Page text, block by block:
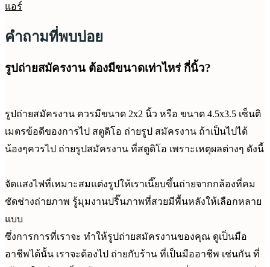
แอร์
คำถามที่พบบ่อย
รูปถ่ายสมัครงาน ต้องมีขนาดเท่าไหร่ กี่นิ้ว?
รูปถ่ายสมัครงาน ควรมีขนาด 2x2 นิ้ว หรือ ขนาด 4.5x3.5 เซ็นติ
เมตรข้อดีของการไป สตูดิโอ ถ่ายรูป สมัครงาน ถ้าเป็นไปได้
น้องๆควรไป ถ่ายรูปสมัครงาน ที่สตูดิโอ เพราะเหตุผลต่างๆ ดังนี้
จัดแสงไฟที่เหมาะสมแต่งรูปให้เราเนี๊ยบขึ้นถ่ายจากกล้องที่คม
ชัดช่างถ่ายภาพ รู้มุมงานปริ๊นภาพที่สวยมีพื้นหลังให้เลือกหลาย
แบบ
ซึ่งการการที่เราจะ ทำให้รูปถ่ายสมัครงานของคุณ ดูเป็นมือ
อาชีพได้นั้น เราจะต้องไป ถ่ายกับร้าน ที่เป็นมืออาชีพ เช่นกัน ที่